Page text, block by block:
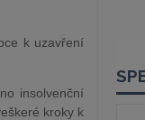
k uzavření
insolvenční
kroky k